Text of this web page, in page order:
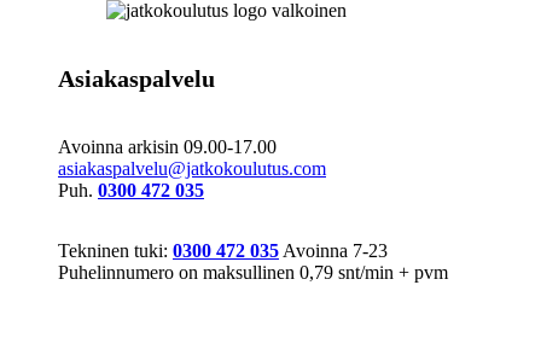
Asiakaspalvelu
Avoinna arkisin 09.00-17.00
asiakaspalvelu@jatkokoulutus.com
Puh. 0300 472 035
Tekninen tuki: 0300 472 035 Avoinna 7-23
Puhelinnumero on maksullinen 0,79 snt/min + pvm